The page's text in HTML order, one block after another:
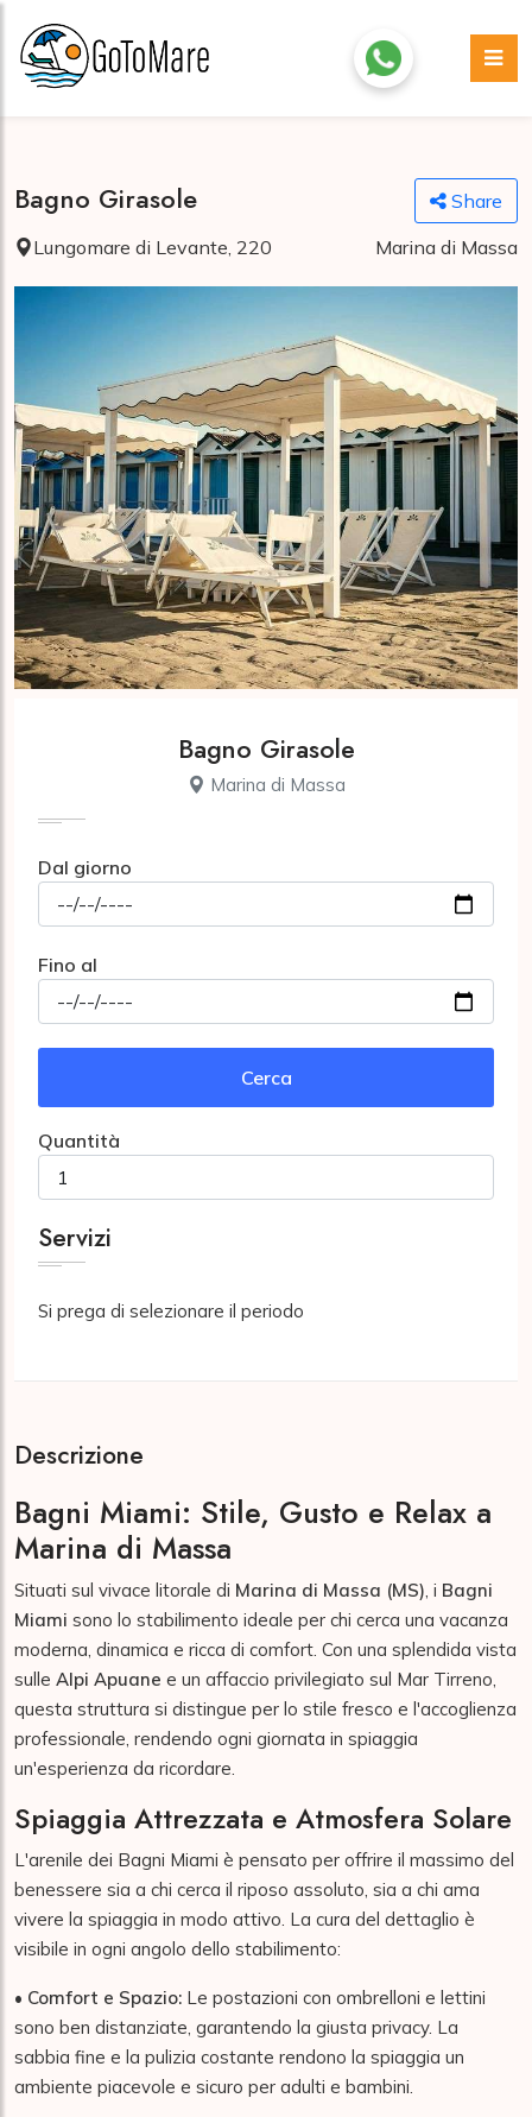
Bagno Girasole
Share
Lungomare di Levante, 220
Marina di Massa
Bagno Girasole
Marina di Massa
Dal giorno
Fino al
Cerca
Quantità
Servizi
Si prega di selezionare il periodo
Descrizione
Bagni Miami: Stile, Gusto e Relax a
Marina di Massa
Situati sul vivace litorale di Marina di Massa (MS), i Bagni
Miami sono lo stabilimento ideale per chi cerca una vacanza
moderna, dinamica e ricca di comfort. Con una splendida vista
sulle Alpi Apuane e un affaccio privilegiato sul Mar Tirreno,
questa struttura si distingue per lo stile fresco e l'accoglienza
professionale, rendendo ogni giornata in spiaggia
un'esperienza da ricordare.
Spiaggia Attrezzata e Atmosfera Solare
L'arenile dei Bagni Miami è pensato per offrire il massimo del
benessere sia a chi cerca il riposo assoluto, sia a chi ama
vivere la spiaggia in modo attivo. La cura del dettaglio è
visibile in ogni angolo dello stabilimento:
• Comfort e Spazio: Le postazioni con ombrelloni e lettini
sono ben distanziate, garantendo la giusta privacy. La
sabbia fine e la pulizia costante rendono la spiaggia un
ambiente piacevole e sicuro per adulti e bambini.